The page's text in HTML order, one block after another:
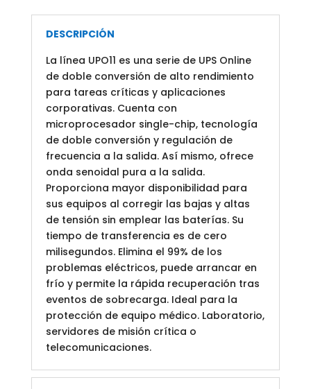
DESCRIPCIÓN
La línea UPO11 es una serie de UPS Online
de doble conversión de alto rendimiento
para tareas críticas y aplicaciones
corporativas. Cuenta con
microprocesador single-chip, tecnología
de doble conversión y regulación de
frecuencia a la salida. Así mismo, ofrece
onda senoidal pura a la salida.
Proporciona mayor disponibilidad para
sus equipos al corregir las bajas y altas
de tensión sin emplear las baterías. Su
tiempo de transferencia es de cero
milisegundos. Elimina el 99% de los
problemas eléctricos, puede arrancar en
frío y permite la rápida recuperación tras
eventos de sobrecarga. Ideal para la
protección de equipo médico. Laboratorio,
servidores de misión crítica o
telecomunicaciones.